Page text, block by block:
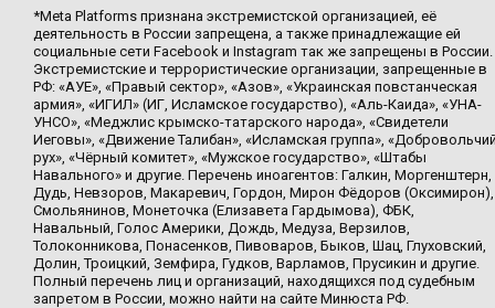
*Meta Platforms признана экстремистской организацией, её
деятельность в России запрещена, а также принадлежащие ей
социальные сети Facebook и Instagram так же запрещены в России.
Экстремистские и террористические организации, запрещенные в
РФ: «АУЕ», «Правый сектор», «Азов», «Украинская повстанческая
армия», «ИГИЛ» (ИГ, Исламское государство), «Аль-Каида», «УНА-
УНСО», «Меджлис крымско-татарского народа», «Свидетели
Иеговы», «Движение Талибан», «Исламская группа»,
рух», «Чёрный комитет», «Мужское государство», «Штабы
Навального» и другие. Перечень иноагентов: Галкин, Моргенштерн,
Дудь, Невзоров, Макаревич, Гордон, Мирон Фёдоров (Оксимирон),
Смольянинов, Монеточка (Елизавета Гардымова), ФБК,
Навальный, Голос Америки, Дождь, Медуза, Верзилов,
Толоконникова, Понасенков, Пивоваров, Быков, Шац, Глуховский,
Долин, Троицкий, Земфира, Гудков, Варламов, Прусикин и другие.
Полный перечень лиц и организаций, находящихся под судебным
запретом в России, можно найти на сайте Минюста РФ.